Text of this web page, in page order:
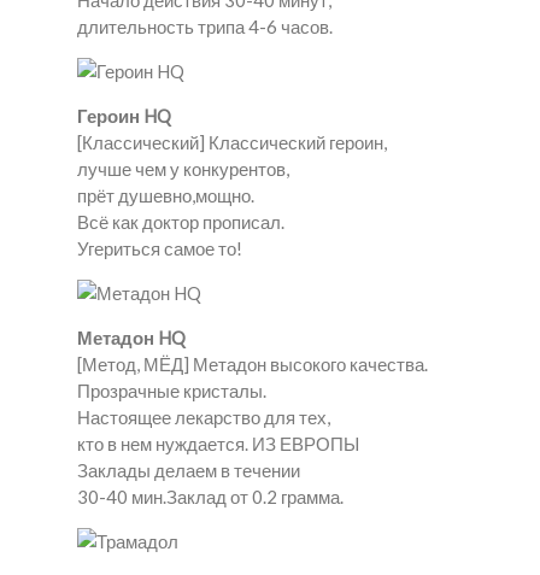
длительность трипа 4-6 часов.
Героин HQ
[Классический] Классический героин,
лучше чем у конкурентов,
прёт душевно,мощно.
Всё как доктор прописал.
Угериться самое то!
Метадон HQ
[Метод, МЁД] Метадон высокого качества.
Прозрачные кристалы.
Настоящее лекарство для тех,
кто в нем нуждается. ИЗ ЕВРОПЫ
Заклады делаем в течении
30-40 мин.Заклад от 0.2 грамма.